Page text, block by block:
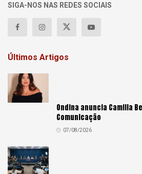
SIGA-NOS NAS REDES SOCIAIS
Últimos Artigos
Ondina anuncia Camilla
Comunicação
07/08/2026